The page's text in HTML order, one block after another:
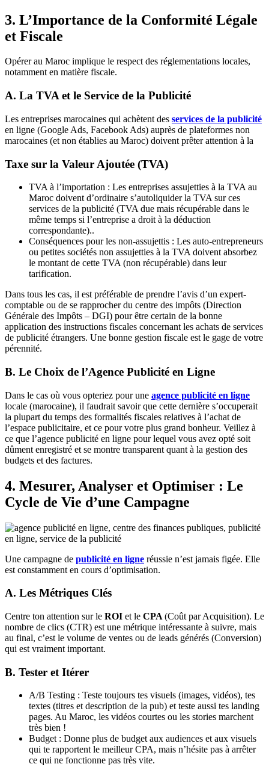
3. L’Importance de la Conformité Légale
et Fiscale
Opérer au Maroc implique le respect des réglementations locales,
notamment en matière fiscale.
A. La TVA et le Service de la Publicité
Les entreprises marocaines qui achètent des services de la publicité
en ligne (Google Ads, Facebook Ads) auprès de plateformes non
marocaines (et non établies au Maroc) doivent prêter attention à la
Taxe sur la Valeur Ajoutée (TVA)
TVA à l’importation : Les entreprises assujetties à la TVA au
Maroc doivent d’ordinaire s’autoliquider la TVA sur ces
services de la publicité (TVA due mais récupérable dans le
même temps si l’entreprise a droit à la déduction
correspondante)..
Conséquences pour les non-assujettis : Les auto-entrepreneurs
ou petites sociétés non assujetties à la TVA doivent absorbez
le montant de cette TVA (non récupérable) dans leur
tarification.
Dans tous les cas, il est préférable de prendre l’avis d’un expert-
comptable ou de se rapprocher du centre des impôts (Direction
Générale des Impôts – DGI) pour être certain de la bonne
application des instructions fiscales concernant les achats de services
de publicité étrangers. Une bonne gestion fiscale est le gage de votre
pérennité.
B. Le Choix de l’Agence Publicité en Ligne
Dans le cas où vous opteriez pour une agence publicité en ligne
locale (marocaine), il faudrait savoir que cette dernière s’occuperait
la plupart du temps des formalités fiscales relatives à l’achat de
l’espace publicitaire, et ce pour votre plus grand bonheur. Veillez à
ce que l’agence publicité en ligne pour lequel vous avez opté soit
dûment enregistré et se montre transparent quant à la gestion des
budgets et des factures.
4. Mesurer, Analyser et Optimiser : Le
Cycle de Vie d’une Campagne
Une campagne de publicité en ligne réussie n’est jamais figée. Elle
est constamment en cours d’optimisation.
A. Les Métriques Clés
Centre ton attention sur le ROI et le CPA (Coût par Acquisition). Le
nombre de clics (CTR) est une métrique intéressante à suivre, mais
au final, c’est le volume de ventes ou de leads générés (Conversion)
qui est vraiment important.
B. Tester et Itérer
A/B Testing : Teste toujours tes visuels (images, vidéos), tes
textes (titres et description de la pub) et teste aussi tes landing
pages. Au Maroc, les vidéos courtes ou les stories marchent
très bien !
Budget : Donne plus de budget aux audiences et aux visuels
qui te rapportent le meilleur CPA, mais n’hésite pas à arrêter
ce qui ne fonctionne pas très vite.